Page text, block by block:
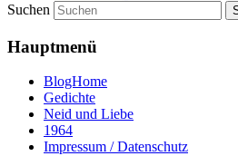
Suchen
Hauptmenü
BlogHome
Gedichte
Neid und Liebe
1964
Impressum / Datenschutz